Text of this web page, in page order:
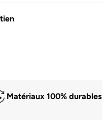
Matériaux 100% durables